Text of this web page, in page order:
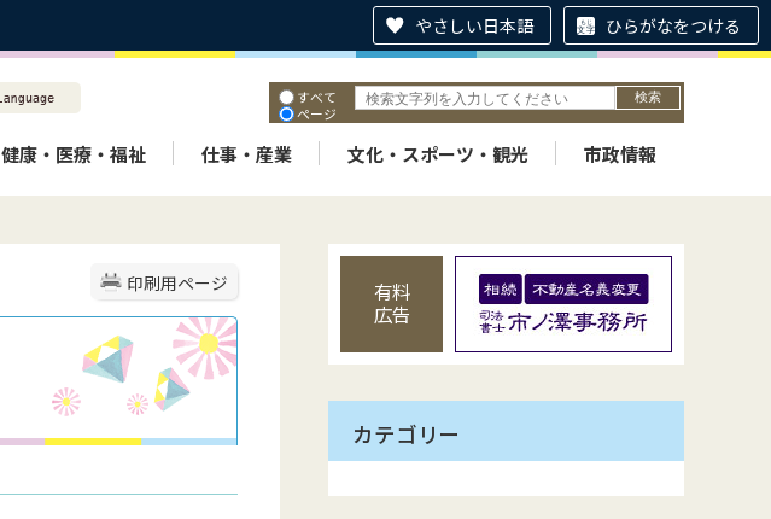
やさしい日本語 ひらがなをつける
すべて
ページ
健康・医療・福祉 仕事・産業 文化・スポーツ・観光 市政情報
印刷用ページ
有料
広告
カテゴリー